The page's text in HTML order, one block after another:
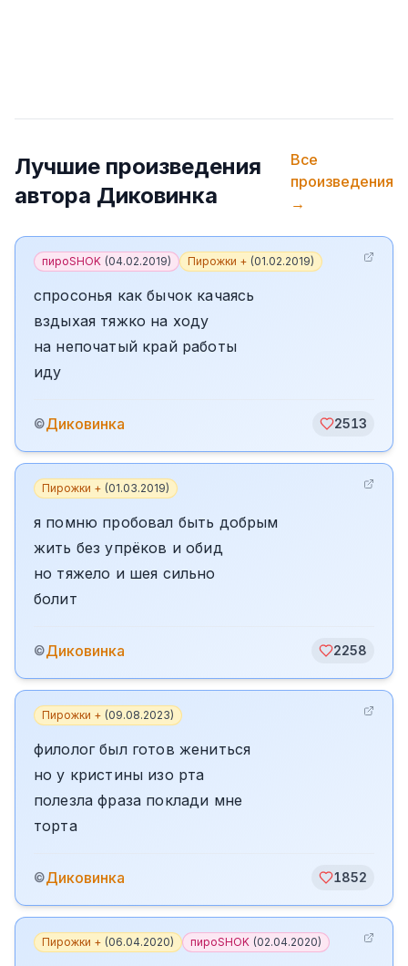
Лучшие произведения
автора Диковинка
Все
произведения
→
пироSHOK (04.02.2019) Пирожки + (01.02.2019)
спросонья как бычок качаясь
вздыхая тяжко на ходу
на непочатый край работы
иду
©Диковинка 2513
Пирожки + (01.03.2019)
я помню пробовал быть добрым
жить без упрёков и обид
но тяжело и шея сильно
болит
©Диковинка 2258
Пирожки + (09.08.2023)
филолог был готов жениться
но у кристины изо рта
полезла фраза поклади мне
торта
©Диковинка 1852
Пирожки + (06.04.2020) пироSHOK (02.04.2020)